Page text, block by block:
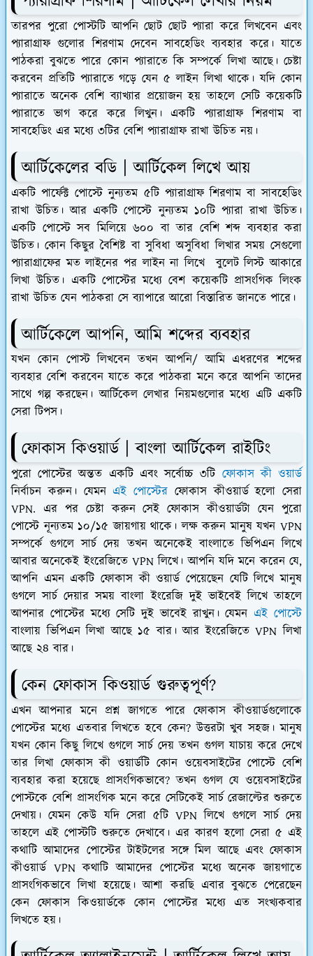
তারপর পুরো পোস্টটি আপনি ছোট ছোট প্যারা করে লিখবেন এবং
প্যারাগ্রাফ গুলোর শিরণাম দেবেন সাবহেডিং ব্যবহার করে। যাতে
পাঠকরা বুঝতে পারে কোন প্যারাতে কি সম্পর্কে লিখা আছে। চেষ্টা
করবেন প্রতিটি প্যারাতে গড়ে যেন ৫ লাইন লিখা থাকে। যদি কোন
প্যারাতে অনেক বেশি ব্যাখ্যার প্রয়োজন হয় তাহলে সেটি কয়েকটি
প্যারাতে ভাগ করে করে লিখুন। একটি প্যারাগ্রাফ শিরণাম বা
সাবহেডিং এর মধ্যে ৩টির বেশি প্যারাগ্রাফ রাখা উচিত নয়।
আর্টিকেলের বডি | আর্টিকেল লিখে আয়
একটি পার্ফেক্ট পোস্টে নুন্যতম ৫টি প্যারাগ্রাফ শিরণাম বা সাবহেডিং
রাখা উচিত। আর একটি পোস্টে নুন্যতম ১০টি প্যারা রাখা উচিত।
একটি পোস্টে সব মিলিয়ে ৬০০ বা তার বেশি শব্দ ব্যবহার করা
উচিত। কোন কিছুর বৈশিষ্ট বা সুবিধা অসুবিধা লিখার সময় সেগুলো
প্যারাগ্রাফের মত লাইনের পর লাইন না লিখে বুলেট লিস্ট আকারে
লিখা উচিত। একটি পোস্টের মধ্যে বেশ কয়েকটি প্রাসংগিক লিংক
রাখা উচিত যেন পাঠকরা সে ব্যাপারে আরো বিস্তারিত জানতে পারে।
আর্টিকেলে আপনি, আমি শব্দের ব্যবহার
যখন কোন পোস্ট লিখবেন তখন আপনি/ আমি এধরণের শব্দের
ব্যবহার বেশি করবেন যাতে করে পাঠকরা মনে করে আপনি তাদের
সাথে গল্প করছেন। আর্টিকেল লেখার নিয়মগুলোর মধ্যে এটি একটি
সেরা টিপস।
ফোকাস কিওয়ার্ড | বাংলা আর্টিকেল রাইটিং
পুরো পোস্টের অন্তত একটি এবং সর্বোচ্চ ৩টি ফোকাস কী ওয়ার্ড
নির্বাচন করুন। যেমনএই পোস্টের ফোকাস কীওয়ার্ড হলো সেরা
VPN. এর পর চেষ্টা করুন সেই ফোকাস কীওয়ার্ডটা যেন পুরো
পোস্টে নূন্যতম ১০/১৫ জায়গায় থাকে। লক্ষ করুন মানুষ যখন VPN
সম্পর্কে গুগলে সার্চ দেয় তখন অনেকেই বাংলাতে ভিপিএন লিখে
আবার অনেকেই ইংরেজিতে VPN লিখে। আপনি যদি মনে করেন যে,
আপনি এমন একটি ফোকাস কী ওয়ার্ড পেয়েছেন যেটি লিখে মানুষ
গুগলে সার্চ দেয়ার সময় বাংলা ইংরেজি দুই ভাইবেই লিখে তাহলে
আপনার পোস্টের মধ্যে সেটি দুই ভাবেই রাখুন। যেমনএই পোস্টে
বাংলায় ভিপিএন লিখা আছে ১৫ বার। আর ইংরেজিতে VPN লিখা
আছে ২৪ বার।
কেন ফোকাস কিওয়ার্ড গুরুত্বপূর্ণ?
এখন আপনার মনে প্রশ্ন জাগতে পারে ফোকাস কীওয়ার্ডগুলোকে
পোস্টের মধ্যে এতবার লিখতে হবে কেন? উত্তরটা খুব সহজ। মানুষ
যখন কোন কিছু লিখে গুগলে সার্চ দেয় তখন গুগল যাচায় করে দেখে
তার লিখা ফোকাস কী ওয়ার্ডটি কোন ওয়েবসাইটের পোস্টে বেশি
ব্যবহার করা হয়েছে প্রাসংগিকভাবে? তখন গুগল যে ওয়েবসাইটের
পোস্টকে বেশি প্রাসংগিক মনে করে সেটিকেই সার্চ রেজাল্টের শুরুতে
দেখায়। যেমন কেউ যদি সেরা ৫টি VPN লিখে গুগলে সার্চ দেয়
তাহলে এই পোস্টটি শুরুতে দেখাবে। এর কারণ হলো সেরা ৫ এই
কথাটি আমাদের পোস্টের টাইটলের সঙ্গে মিল আছে এবং ফোকাস
কীওয়ার্ড VPN কথাটি আমাদের পোস্টের মধ্যে অনেক জায়গাতে
প্রাসংগিকভাবে লিখা হয়েছে। আশা করছি এবার বুঝতে পেরেছেন
কেন ফোকাস কিওয়ার্ডকে কোন পোস্টের মধ্যে এত সংখ্যকবার
লিখতে হয়।